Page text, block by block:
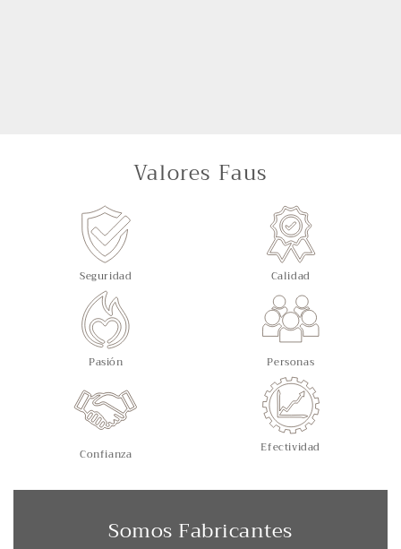
Valores Faus
Seguridad Calidad
Pasión Personas
Confianza Efectividad
Somos Fabricantes